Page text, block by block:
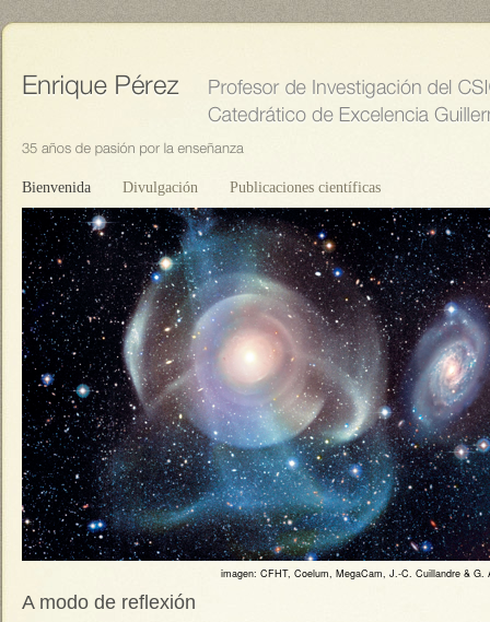
Bienvenida Divulgación Publicaciones científicas
A modo de reflexión
imagen: CFHT, Coelum, MegaCam, J.-C. Cuillandre & G.